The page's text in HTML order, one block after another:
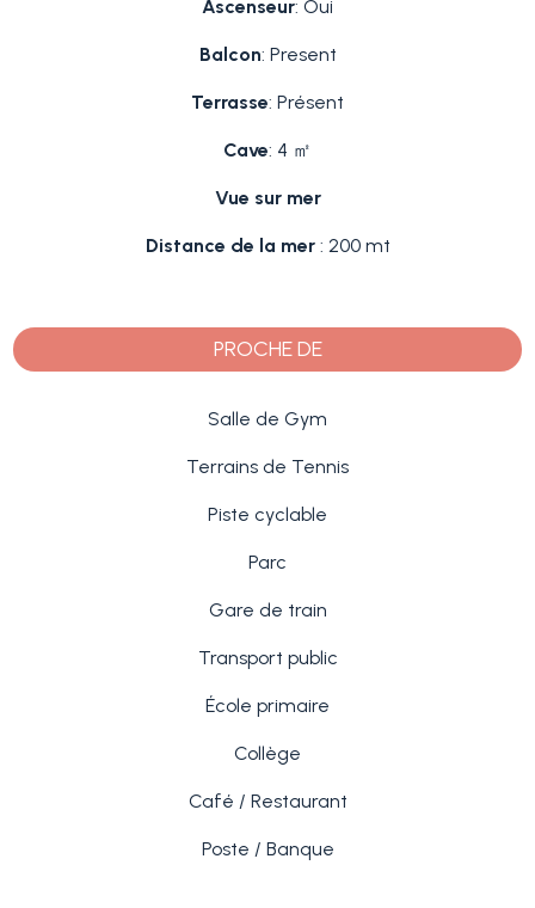
Ascenseur: Oui
Balcon: Present
Terrasse: Présent
Cave: 4 ㎡
Vue sur mer
Distance de la mer : 200 mt
PROCHE DE
Salle de Gym
Terrains de Tennis
Piste cyclable
Parc
Gare de train
Transport public
École primaire
Collège
Café / Restaurant
Poste / Banque